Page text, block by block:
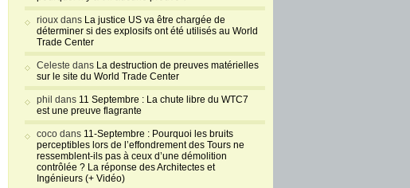
rioux dans La justice US va être chargée de
déterminer si des explosifs ont été utilisés au World
Trade Center
Celeste dans La destruction de preuves matérielles
sur le site du World Trade Center
phil dans 11 Septembre : La chute libre du WTC7
est une preuve flagrante
coco dans 11-Septembre : Pourquoi les bruits
perceptibles lors de l’effondrement des Tours ne
ressemblent-ils pas à ceux d’une démolition
contrôlée ? La réponse des Architectes et
Ingénieurs (+ Vidéo)